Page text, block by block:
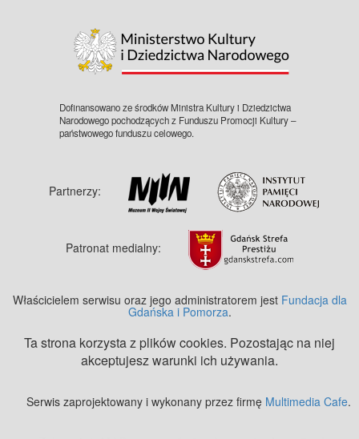
Dofinansowano ze środków Ministra Kultury i Dziedzictwa
Narodowego pochodzących z Funduszu Promocji Kultury –
państwowego funduszu celowego.
Partnerzy:
Patronat medialny:
Właścicielem serwisu oraz jego administratorem jest Fundacja dla
Gdańska i Pomorza.
Ta strona korzysta z plików cookies. Pozostając na niej
akceptujesz warunki ich używania.
Serwis zaprojektowany i wykonany przez firmę Multimedia Cafe.